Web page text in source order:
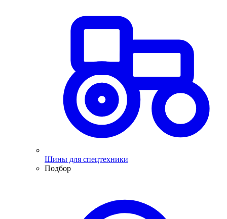
Шины для спецтехники
Подбор